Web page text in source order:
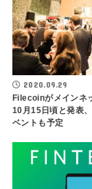
2020.09.29
Filecoinがメインネ
10月15日頃と発表
ベントも予定